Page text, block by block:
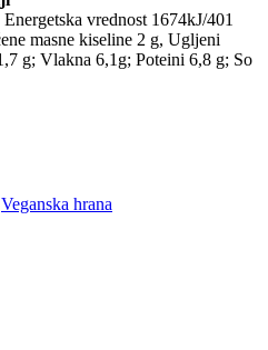
Energetska vrednost 1674kJ/401
masne kiseline 2 g, Ugljeni
g; Vlakna 6,1g; Poteini 6,8 g; So
Veganska hrana